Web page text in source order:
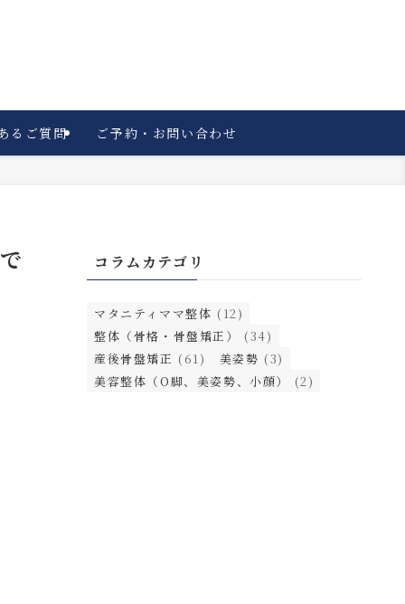
るご質問 ご予約・お問い合わせ
コラムカテゴリ
マタニティママ整体 (12)
整体（骨格・骨盤矯正）
(34)
産後骨盤矯正 (61) 美姿勢 (3)
美容整体（O脚、美姿勢、小顔）
(2)